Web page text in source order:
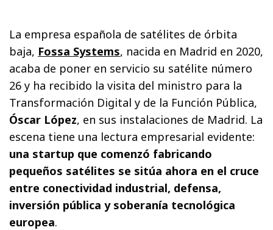
La empresa española de satélites de órbita
baja, Fossa Systems, nacida en Madrid en 2020,
acaba de poner en servicio su satélite número
26 y ha recibido la visita del ministro para la
Transformación Digital y de la Función Pública,
Óscar López, en sus instalaciones de Madrid. La
escena tiene una lectura empresarial evidente:
una startup que comenzó fabricando
pequeños satélites se sitúa ahora en el cruce
entre conectividad industrial, defensa,
inversión pública y soberanía tecnológica
europea.